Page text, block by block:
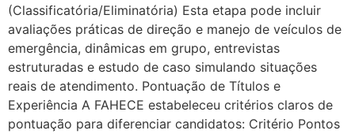
(Classificatória/Eliminatória) Esta etapa pode incluir
avaliações práticas de direção e manejo de veículos de
emergência, dinâmicas em grupo, entrevistas
estruturadas e estudo de caso simulando situações
reais de atendimento. Pontuação de Títulos e
Experiência A FAHECE estabeleceu critérios claros de
pontuação para diferenciar candidatos: Critério Pontos